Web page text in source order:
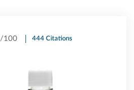
/100 444 Citations